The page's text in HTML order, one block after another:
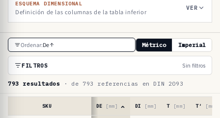
ESQUEMA DIMENSIONAL
Definición de las columnas de la tabla inferior
VER
T
a
l
a
Ordenar:De Métrico Imperial
FILTROS Sin filtros
793 resultados · de 793 referencias en DIN 2093
SKU DE [mm] DI [mm] T [mm] T′ [mm]